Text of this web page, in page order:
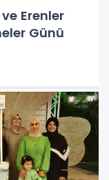
Erenler
Günü